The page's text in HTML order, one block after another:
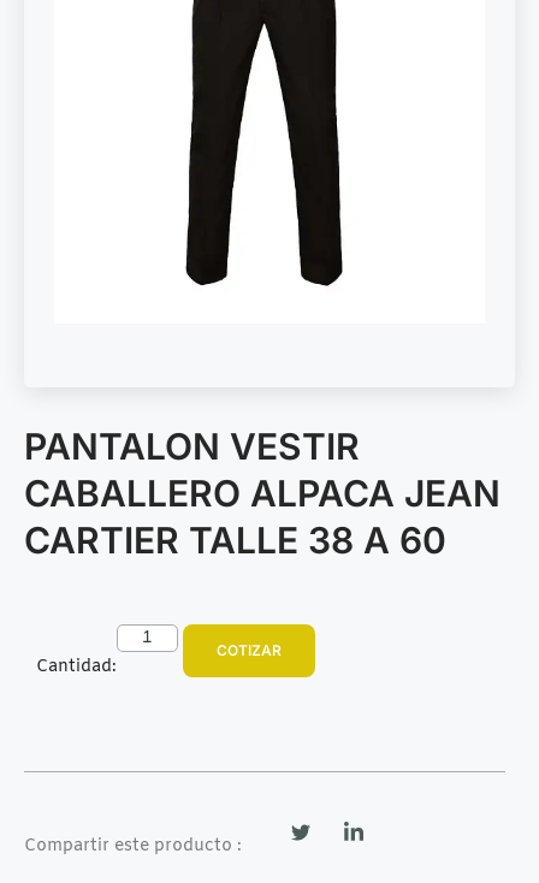
PANTALON VESTIR
CABALLERO ALPACA JEAN
CARTIER TALLE 38 A 60
Cantidad:
COTIZAR
Compartir este producto :